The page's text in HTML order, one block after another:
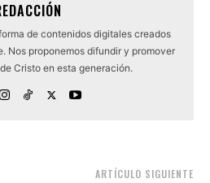
de contenidos digitales creados
Nos proponemos difundir y promover
Cristo en esta generación.
ARTÍCULO SIGUIENTE